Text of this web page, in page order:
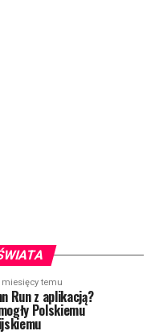
miesięcy temu
Run z aplikacją?
Polskiemu